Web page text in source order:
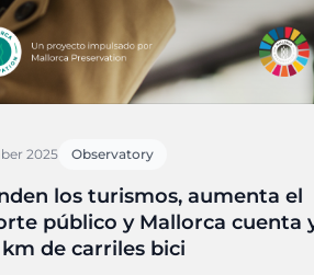
2025 Observatory
los turismos, aumenta el
público y Mallorca cuenta
de carriles bici